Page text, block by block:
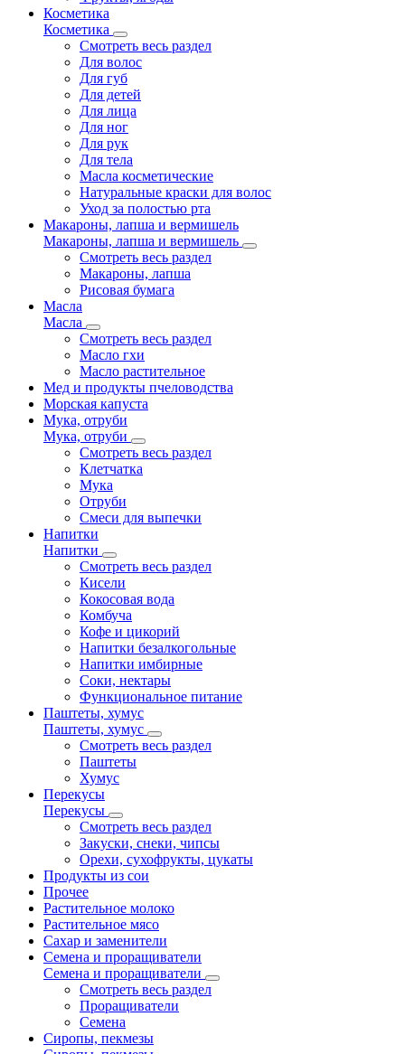
Косметика
Косметика
Смотреть весь раздел
Для волос
Для губ
Для детей
Для лица
Для ног
Для рук
Для тела
Масла косметические
Натуральные краски для волос
Уход за полостью рта
Макароны, лапша и вермишель
Макароны, лапша и вермишель
Смотреть весь раздел
Макароны, лапша
Рисовая бумага
Масла
Масла
Смотреть весь раздел
Масло гхи
Масло растительное
Мед и продукты пчеловодства
Морская капуста
Мука, отруби
Мука, отруби
Смотреть весь раздел
Клетчатка
Мука
Отруби
Смеси для выпечки
Напитки
Напитки
Смотреть весь раздел
Кисели
Кокосовая вода
Комбуча
Кофе и цикорий
Напитки безалкогольные
Напитки имбирные
Соки, нектары
Функциональное питание
Паштеты, хумус
Паштеты, хумус
Смотреть весь раздел
Паштеты
Хумус
Перекусы
Перекусы
Смотреть весь раздел
Закуски, снеки, чипсы
Орехи, сухофрукты, цукаты
Продукты из сои
Прочее
Растительное молоко
Растительное мясо
Сахар и заменители
Семена и проращиватели
Семена и проращиватели
Смотреть весь раздел
Проращиватели
Семена
Сиропы, пекмезы